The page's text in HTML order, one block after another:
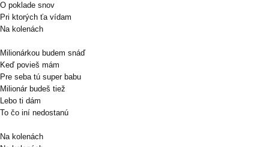
O poklade snov
Pri ktorých ťa vídam
Na kolenách
Milionárkou budem snáď
Keď povieš mám
Pre seba tú super babu
Milionár budeš tiež
Lebo ti dám
To čo iní nedostanú
Na kolenách